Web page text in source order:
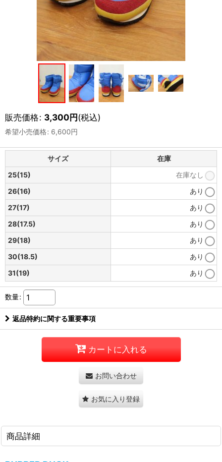
販売価格: 3,300円(税込)
希望小売価格: 6,600円
サイズ
在庫
25(15)
在庫なし
26(16)
あり
27(17)
あり
28(17.5)
あり
29(18)
あり
30(18.5)
あり
31(19)
あり
数量:
返品特約に関する重要事項
カートに入れる
お問い合わせ
お気に入り登録
商品詳細